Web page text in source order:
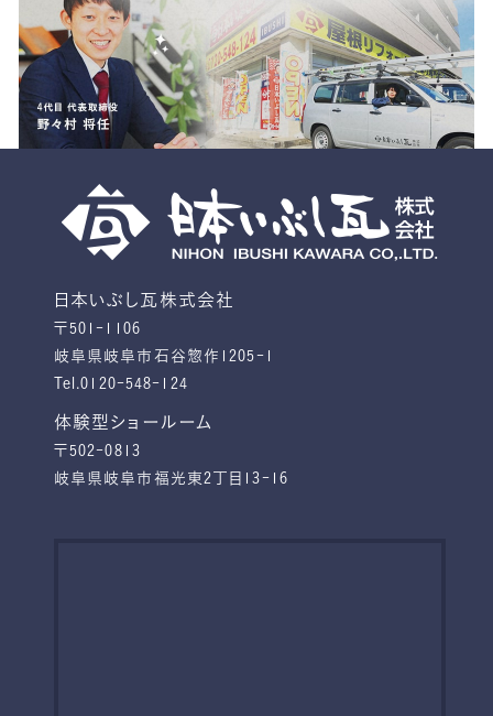
日本いぶし瓦株式会社
〒501-1106
岐阜県岐阜市石谷惣作1205-1
Tel.0120-548-124
体験型ショールーム
〒502-0813
岐阜県岐阜市福光東2丁目13-16